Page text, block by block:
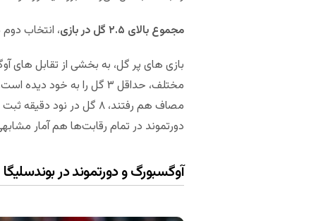
مجموع بالای ۲.۵ گل در بازی
، انتخاب
بازی های پر گل، به بخشی از تقابل
دورتموند در تمام رقابت‌ها هم آمار
آوگسبورگ و دورتموند در بوندسلیگا